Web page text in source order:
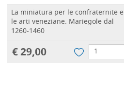
La miniatura per le confraternite e
le arti veneziane. Mariegole dal
1260-1460
€ 29,00